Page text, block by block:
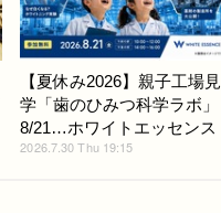
【夏休み2026】親子工場見
学「歯のひみつ科学ラボ」
8/21…ホワイトエッセンス
2026.7.30 Thu 19:15